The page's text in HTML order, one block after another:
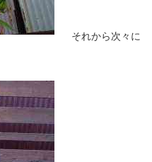
それから次々に